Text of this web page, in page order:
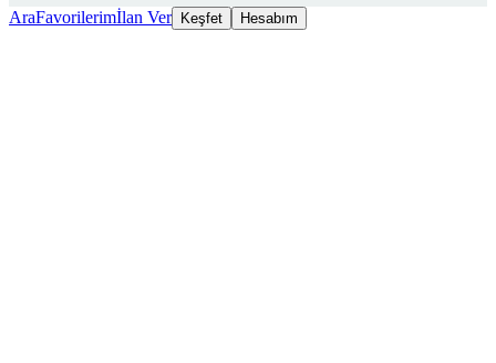
AraFavorilerimİlan Ver Keşfet Hesabım